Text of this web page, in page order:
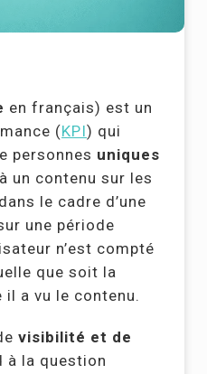
en français) est un
(KPI) qui
personnes uniques
un contenu sur les
le cadre d’une
une période
n’est compté
que soit la
a vu le contenu.
visibilité et de
à la question